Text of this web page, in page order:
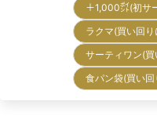
＋1,000㌽(初
ラクマ(買い回
サーティワン(
食パン袋(買い